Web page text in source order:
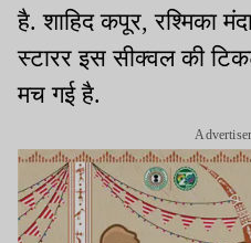
है. शाहिद कपूर, रश्मिका
स्टारर इस सीक्वल की
मच गई है.